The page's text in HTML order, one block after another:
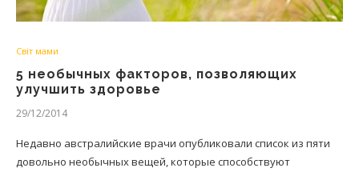
Світ мами
5 необычных факторов, позволяющих
улучшить здоровье
29/12/2014
Недавно австралийские врачи опубликовали список из пяти
довольно необычных вещей, которые способствуют